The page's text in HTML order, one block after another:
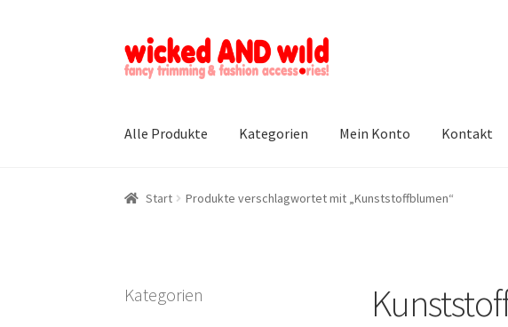
Zur
Navigation
Zum
Inhalt
Alle Produkte Kategorien Mein Konto Kontakt
Start Produkte verschlagwortet mit „Kunststoffblumen“
Kategorien